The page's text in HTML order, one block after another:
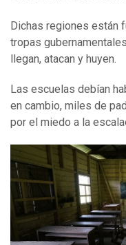
Dichas regiones están
tropas
llegan, atacan y huyen.
Las escuelas debían
en cambio, miles de
por el miedo a la